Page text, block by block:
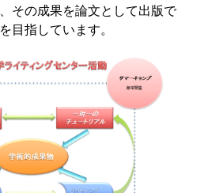
その成果を論文として出版で
目指しています。